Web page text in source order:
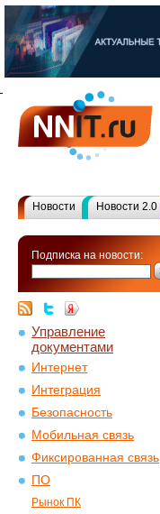
Новости Новости 2.0
Подписка на новости:
Управление
документами
Интернет
Интеграция
Безопасность
Мобильная связь
Фиксированная связь
ПО
Рынок ПК